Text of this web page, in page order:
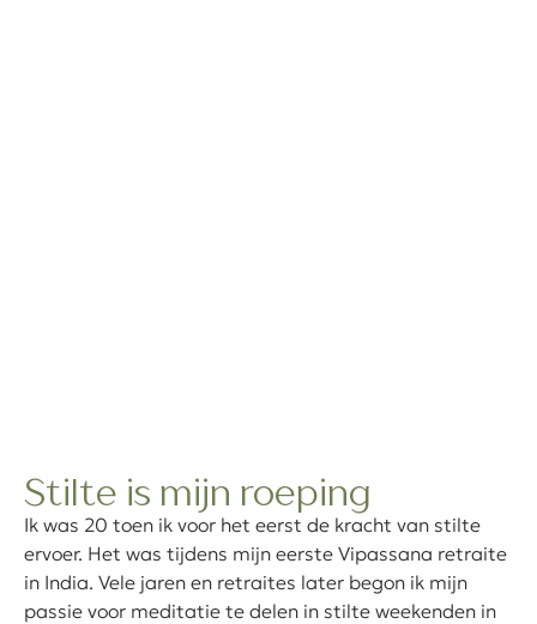
Stilte is mijn roeping
Ik was 20 toen ik voor het eerst de kracht van stilte
ervoer. Het was tijdens mijn eerste Vipassana retraite
in India. Vele jaren en retraites later begon ik mijn
passie voor meditatie te delen in stilte weekenden in